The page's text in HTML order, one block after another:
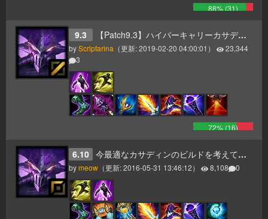
88% (31)
9.3 【Patch9.3】ハイパーキャリーカサディン指南書
byScriptarina （更新:2019-02-20 04:00:01 ）
23,344
3
72% (16)
6.10 今最適なカサディンのビルドを考えて見れば、HP01がアツい？いやアツい
bymeow （更新:2016-05-31 13:46:12） 8,108 0